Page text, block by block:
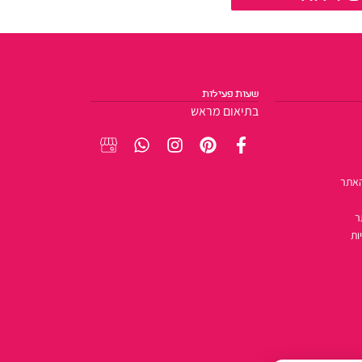
שעות פעילות
בתיאום מראש